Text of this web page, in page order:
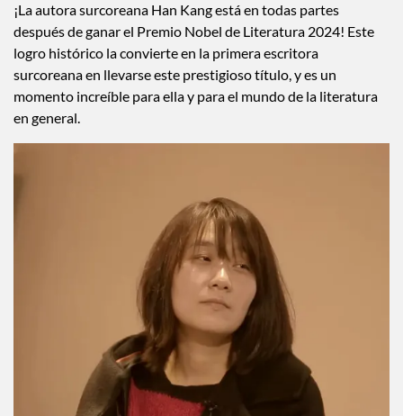
¡La autora surcoreana Han Kang está en todas partes
después de ganar el Premio Nobel de Literatura 2024! Este
logro histórico la convierte en la primera escritora
surcoreana en llevarse este prestigioso título, y es un
momento increíble para ella y para el mundo de la literatura
en general.